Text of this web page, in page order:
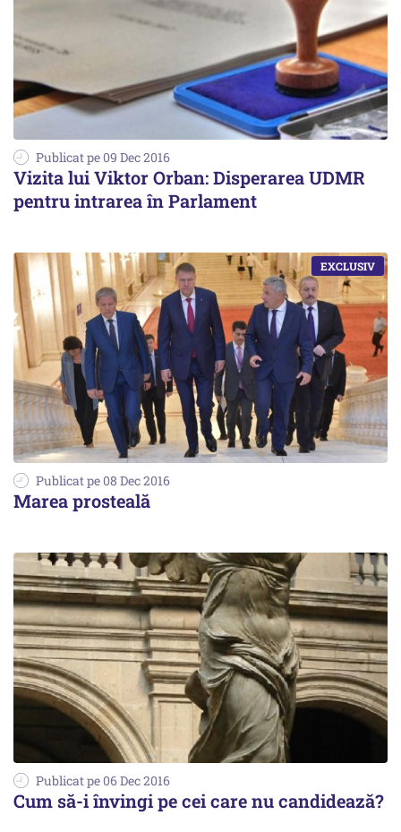
Publicat pe 09 Dec 2016
Vizita lui Viktor Orban: Disperarea UDMR
pentru intrarea în Parlament
Publicat pe 08 Dec 2016
Marea prosteală
Publicat pe 06 Dec 2016
Cum să-i învingi pe cei care nu candidează?